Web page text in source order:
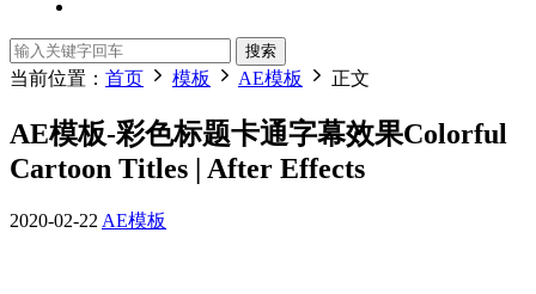
搜索
当前位置： 首页 模板 AE模板 正文
AE模板-彩色标题卡通字幕效果Colorful
Cartoon Titles | After Effects
2020-02-22 AE模板